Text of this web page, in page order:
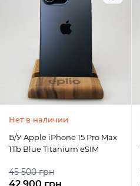
Нет в наличии
Б/У Apple iPhone 15 Pro Max
1Tb Blue Titanium eSIM
45 500 грн